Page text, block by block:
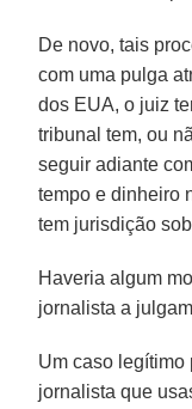
De novo, tais
com uma pulga
dos EUA, o juiz
tribunal tem, ou
seguir adiante
tempo e dinheiro
tem jurisdição
Haveria algum
jornalista a
Um caso legítimo
jornalista que